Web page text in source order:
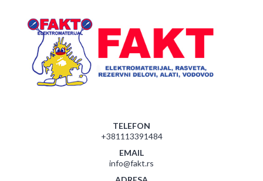
TELEFON
+381113391484
EMAIL
info@fakt.rs